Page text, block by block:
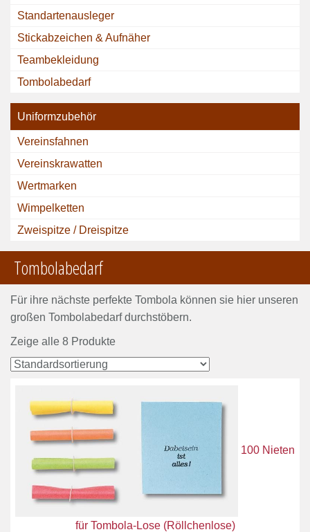
Standartenausleger
Stickabzeichen & Aufnäher
Teambekleidung
Tombolabedarf
Uniformzubehör
Vereinsfahnen
Vereinskrawatten
Wertmarken
Wimpelketten
Zweispitze / Dreispitze
Tombolabedarf
Für ihre nächste perfekte Tombola können sie hier unseren
großen Tombolabedarf durchstöbern.
Zeige alle 8 Produkte
100 Nieten
für Tombola-Lose (Röllchenlose)